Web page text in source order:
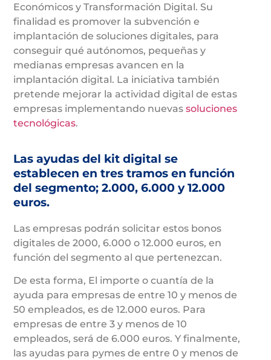
Económicos y Transformación Digital. Su
finalidad es promover la subvención e
implantación de soluciones digitales, para
conseguir qué autónomos, pequeñas y
medianas empresas avancen en la
implantación digital. La iniciativa también
pretende mejorar la actividad digital de estas
empresas implementando nuevas soluciones
tecnológicas.
Las ayudas del kit digital se
establecen en tres tramos en función
del segmento; 2.000, 6.000 y 12.000
euros.
Las empresas podrán solicitar estos bonos
digitales de 2000, 6.000 o 12.000 euros, en
función del segmento al que pertenezcan.
De esta forma, El importe o cuantía de la
ayuda para empresas de entre 10 y menos de
50 empleados, es de 12.000 euros. Para
empresas de entre 3 y menos de 10
empleados, será de 6.000 euros. Y finalmente,
las ayudas para pymes de entre 0 y menos de